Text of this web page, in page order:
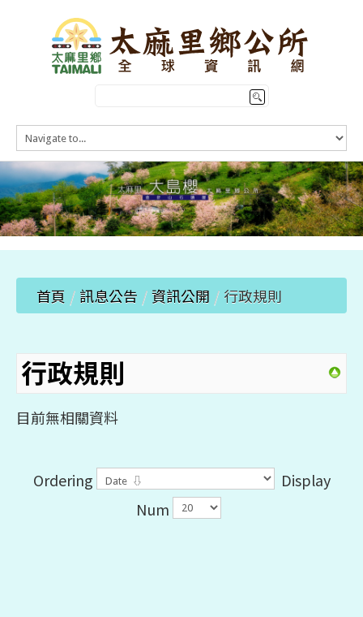
HOME
訊息公告
本鄉簡介
公所介紹
觀光導覽
便民服務
首頁 / 訊息公告 /資訊公開 / 行政規則
行政規則
目前無相關資料
Ordering
Display
Num